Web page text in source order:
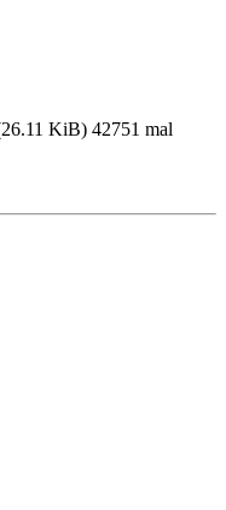
KiB) 42751 mal